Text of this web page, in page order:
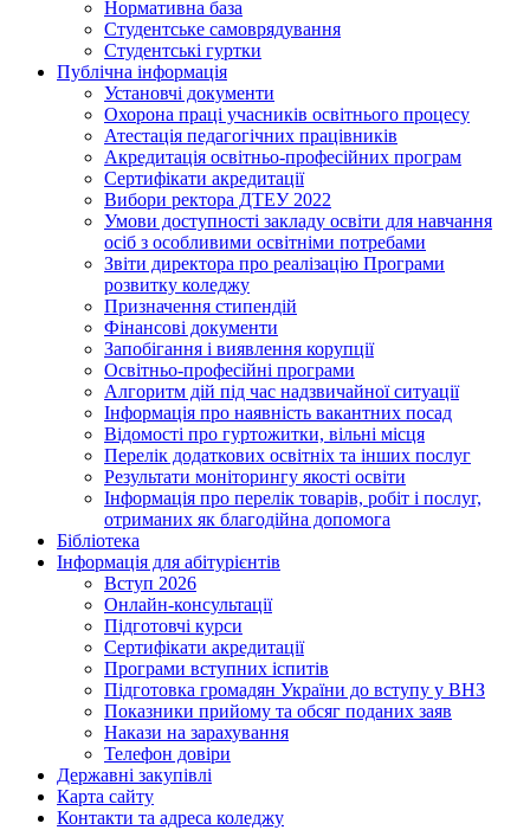
Нормативна база
Студентське самоврядування
Студентські гуртки
Публічна інформація
Установчі документи
Охорона праці учасників освітнього процесу
Атестація педагогічних працівників
Акредитація освітньо-професійних програм
Сертифікати акредитації
Вибори ректора ДТЕУ 2022
Умови доступності закладу освіти для навчання
осіб з особливими освітніми потребами
Звіти директора про реалізацію Програми
розвитку коледжу
Призначення стипендій
Фінансові документи
Запобігання і виявлення корупції
Освітньо-професійні програми
Алгоритм дій під час надзвичайної ситуації
Інформація про наявність вакантних посад
Відомості про гуртожитки, вільні місця
Перелік додаткових освітніх та інших послуг
Результати моніторингу якості освіти
Інформація про перелік товарів, робіт і послуг,
отриманих як благодійна допомога
Бібліотека
Інформація для абітурієнтів
Вступ 2026
Онлайн-консультації
Підготовчі курси
Сертифікати акредитації
Програми вступних іспитів
Підготовка громадян України до вступу у ВНЗ
Показники прийому та обсяг поданих заяв
Накази на зарахування
Телефон довіри
Державні закупівлі
Карта сайту
Контакти та адреса коледжу